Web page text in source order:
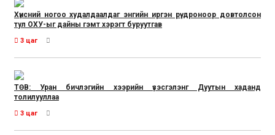
Хүнсний ногоо худалдаалдаг энгийн иргэн рүү дроноор довтолсон
тул ОХУ-ыг дайны гэмт хэрэгт буруутгав
3 цаг
ТӨВ: Уран бичлэгийн хээрийн үзэсгэлэнг Дуутын хаданд
толилууллаа
3 цаг